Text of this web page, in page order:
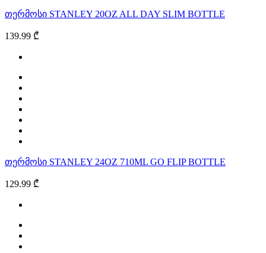
თერმოსი STANLEY 20OZ ALL DAY SLIM BOTTLE
139.99 ₾
თერმოსი STANLEY 24OZ 710ML GO FLIP BOTTLE
129.99 ₾